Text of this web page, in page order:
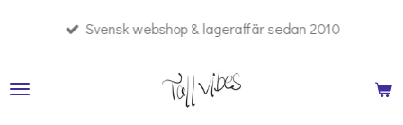
Svensk webshop & lageraffär sedan 2010